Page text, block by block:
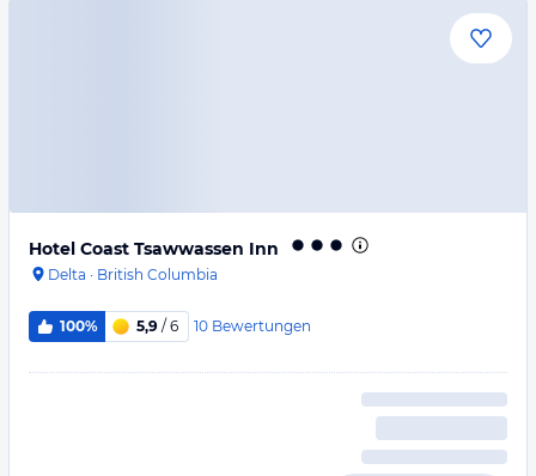
Hotel Coast Tsawwassen Inn
Delta · British Columbia
100% 5,9 / 6 10 Bewertungen